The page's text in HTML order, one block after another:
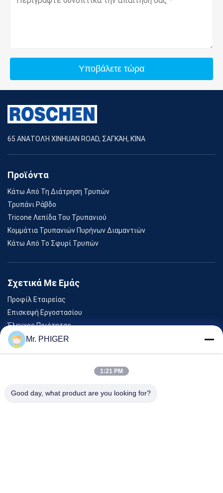
Υποβάλετε τώρα
65 ΑΝΑΤΟΛΉ XINHUAN ROAD, ΣΑΓΚΆΗ, ΚΊΝΑ
Προϊόντα
Κάτω Από Τη Διάτρηση Τρυπών
Τρυπάνι Ράβδο
Tricone Λεπίδα Του Τρυπανιού
Κομμάτια Τρυπανιών Πυρήνων Διαμαντιών
Κάτω Από Το Σφυρί Τρυπών
Σχετικά Με Εμάς
Προφίλ Εταιρείας
Επισκεψή Εργοστασίου
Έλεγχος Ποιότητας
Sitemap
Εκδηλώσεις
Mr. PHIGER
1:21 PM
Good day, what product are you looking for?